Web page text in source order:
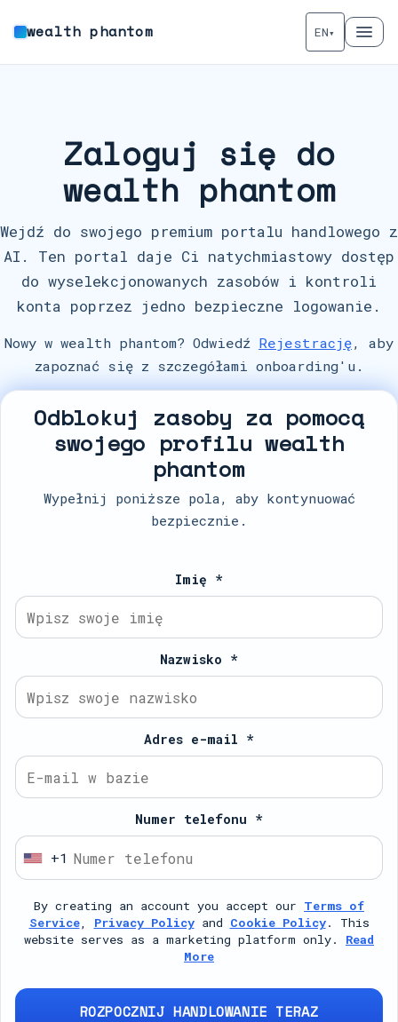
wealth phantom EN▾
Zaloguj się do
wealth phantom
Wejdź do swojego premium portalu handlowego z
AI. Ten portal daje Ci natychmiastowy dostęp
do wyselekcjonowanych zasobów i kontroli
konta poprzez jedno bezpieczne logowanie.
Nowy w wealth phantom? Odwiedź Rejestrację, aby
zapoznać się z szczegółami onboarding'u.
Odblokuj zasoby za pomocą
swojego profilu wealth
phantom
Wypełnij poniższe pola, aby kontynuować
bezpiecznie.
Imię *
Nazwisko *
Adres e-mail *
Numer telefonu *
U
i
t
+1
By creating an account you accept our Terms of
Service, Privacy Policyand Cookie Policy. This
website serves as a marketing platform only. Read
More
ROZPOCZNIJ HANDLOWANIE TERAZ